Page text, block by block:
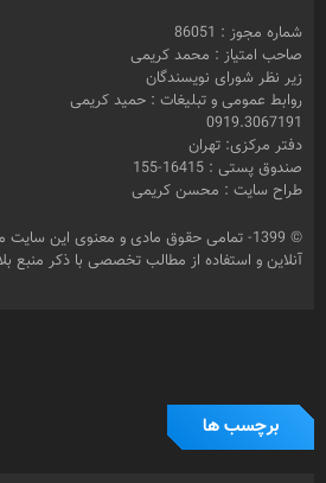
شماره مجوز : 86051
صاحب امتیاز : محمد کریمی
زیر نظر شورای نویسندگان
روابط عمومی و تبلیغات : حمید کریمی
0919.3067191
دفتر مرکزی: تهران
صندوق پستی : 16415-155
طراح سایت : محسن کریمی
© 1399- تمامی حقوق مادی و معنوی این
آنلاین و استفاده از مطالب تخصصی با ذکر منبع
برچسب ها